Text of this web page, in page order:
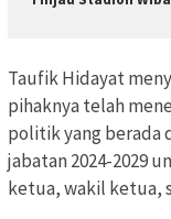
Taufik Hidayat
pihaknya telah
politik yang berada
jabatan 2024-2029
ketua, wakil ketua,